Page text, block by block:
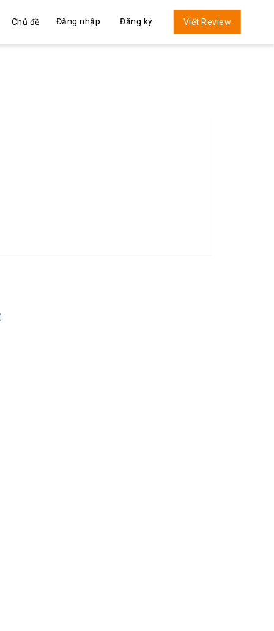
Chủ đề Đăng nhập Đăng ký Viết Review